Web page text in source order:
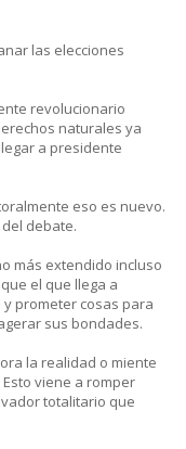
las elecciones
revolucionario
naturales ya
a presidente
eso es nuevo.
debate.
más extendido incluso
el que llega a
prometer cosas para
sus bondades.
la realidad o miente
viene a romper
totalitario que